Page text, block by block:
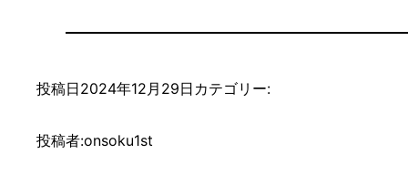
投稿日2024年12月29日 カテゴリー:
投稿者:onsoku1st